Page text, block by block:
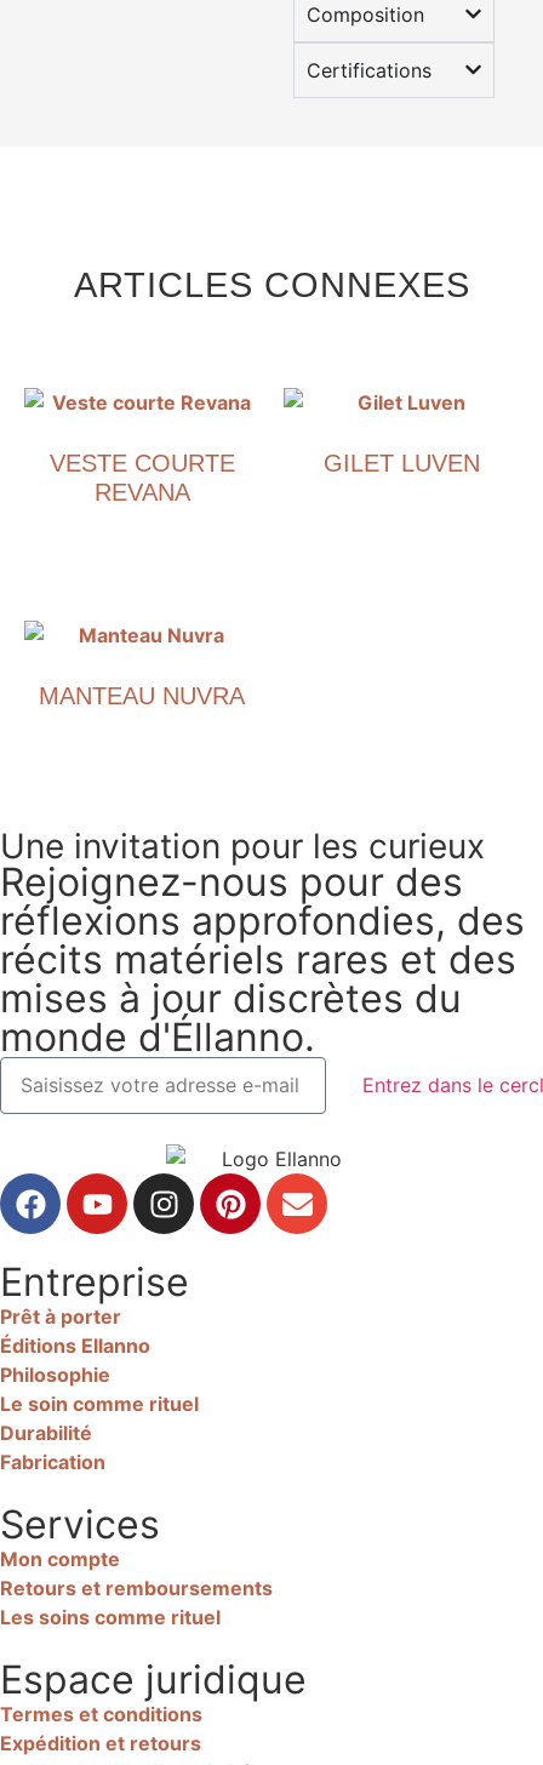
Composition
Certifications
ARTICLES CONNEXES
VESTE COURTE
REVANA
GILET LUVEN
MANTEAU NUVRA
Une invitation pour les curieux
Rejoignez-nous pour des
réflexions approfondies, des
récits matériels rares et des
mises à jour discrètes du
monde d'Éllanno.
Entrez dans le
Entreprise
Prêt à porter
Éditions Ellanno
Philosophie
Le soin comme rituel
Durabilité
Fabrication
Services
Mon compte
Retours et remboursements
Les soins comme rituel
Espace juridique
Termes et conditions
Expédition et retours